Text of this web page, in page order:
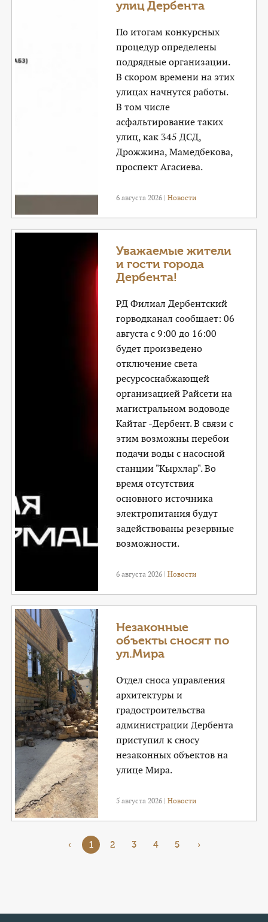
улиц Дербента
По итогам конкурсных
процедур определены
подрядные организации.
В скором времени на этих
улицах начнутся работы.
В том числе
асфальтирование таких
улиц, как 345 ДСД,
Дрожжина, Мамедбекова,
проспект Агасиева.
6 августа 2026 |Новости
Уважаемые жители
и гости города
Дербента!
РД Филиал Дербентский
горводканал сообщает: 06
августа с 9:00 до 16:00
будет произведено
отключение света
ресурсоснабжающей
организацией Райсети на
магистральном водоводе
Кайтаг -Дербент. В связи с
этим возможны перебои
подачи воды с насосной
станции "Кырхлар". Во
время отсутствия
основного источника
электропитания будут
задействованы резервные
возможности.
6 августа 2026 |Новости
Незаконные
объекты сносят по
ул.Мира
Отдел сноса управления
архитектуры и
градостроительства
администрации Дербента
приступил к сносу
незаконных объектов на
улице Мира.
5 августа 2026 |Новости
‹ 1 2 3 4 5 ›